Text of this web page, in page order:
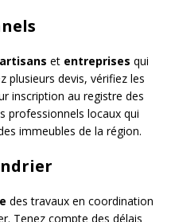
artisans et entreprises qui
plusieurs devis, vérifiez les
inscription au registre des
professionnels locaux qui
immeubles de la région.
des travaux en coordination
Tenez compte des délais